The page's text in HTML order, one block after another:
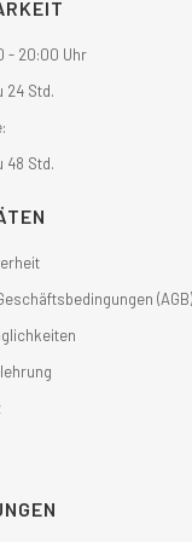
- 20:00 Uhr
24 Std.
48 Std.
(AGB)